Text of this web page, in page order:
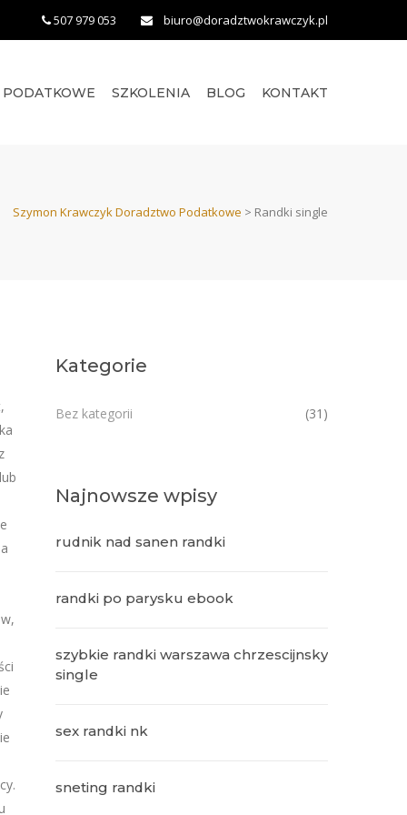
507 979 053 biuro@doradztwokrawczyk.pl
SZKOLENIA BLOG KONTAKT
Szymon Krawczyk Doradztwo Podatkowe > Randki single
Kategorie
Bez kategorii (31)
Najnowsze wpisy
rudnik nad sanen randki
randki po parysku ebook
szybkie randki warszawa chrzescijnsky
single
sex randki nk
sneting randki